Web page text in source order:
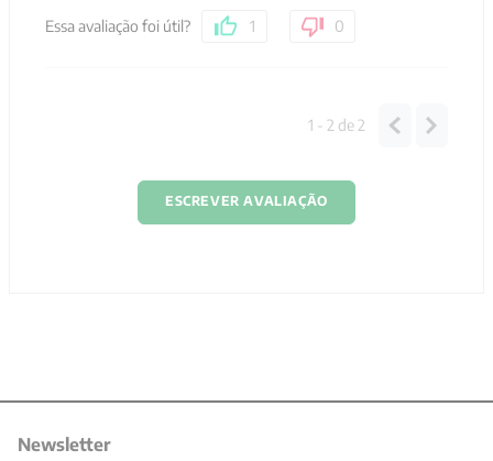
Essa avaliação foi útil?
1 0
1 - 2 de2
ESCREVER AVALIAÇÃO
Newsletter